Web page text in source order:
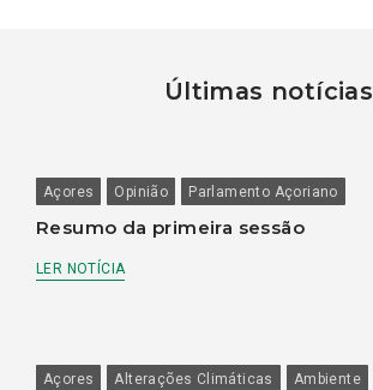
Últimas notícias
Açores Opinião Parlamento Açoriano
Resumo da primeira sessão
LER NOTÍCIA
Açores Alterações Climáticas Ambiente